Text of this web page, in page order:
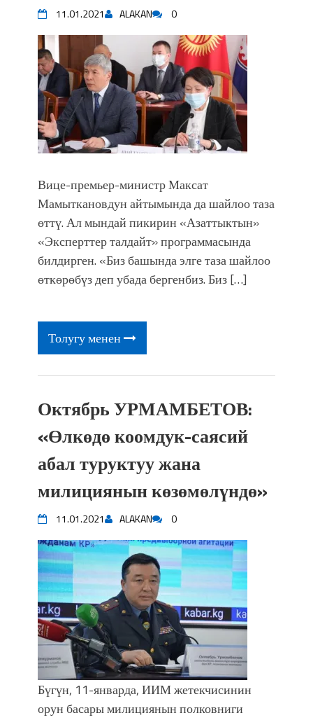
11.01.2021 ALAKAN 0
Вице-премьер-министр Максат
Мамыткановдун айтымында да шайлоо таза
өттү. Ал мындай пикирин «Азаттыктын»
«Эксперттер талдайт» программасында
билдирген. «Биз башында элге таза шайлоо
өткөрөбүз деп убада бергенбиз. Биз […]
Толугу менен
Октябрь УРМАМБЕТОВ:
«Өлкөдө коомдук-саясий
абал туруктуу жана
милициянын көзөмөлүндө»
11.01.2021 ALAKAN 0
Бүгүн, 11-январда, ИИМ жетекчисинин
орун басары милициянын полковниги